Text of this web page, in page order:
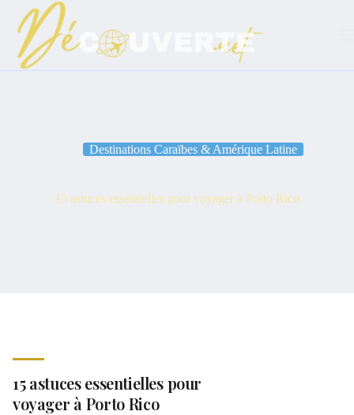
contenu
Destinations Caraïbes & Amérique Latine
15 astuces essentielles pour voyager à Porto Rico
15 astuces essentielles pour
voyager à Porto Rico